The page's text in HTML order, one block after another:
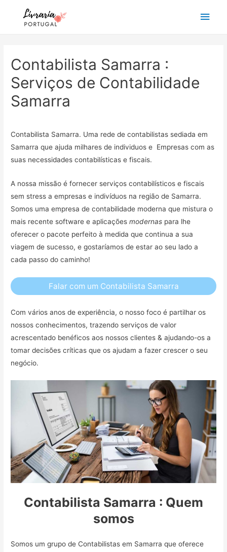
Main
Contabilista Samarra :
Serviços de Contabilidade
Samarra
Contabilista Samarra. Uma rede de contabilistas sediada em
Samarra que ajuda milhares de individuos e Empresas com as
suas necessidades contabilísticas e fiscais.
A nossa missão é fornecer serviços contabilísticos e fiscais
sem stress a empresas e indivíduos na região de Samarra.
Somos uma empresa de contabilidade moderna que mistura o
mais recente software e aplicaçõesmodernas para lhe
oferecer o pacote perfeito à medida que continua a sua
viagem de sucesso, e gostaríamos de estar ao seu lado a
cada passo do caminho!
Falar com um Contabilista Samarra
Com vários anos de experiência, o nosso foco é partilhar os
nossos conhecimentos, trazendo serviços de valor
acrescentado benéficos aos nossos clientes & ajudando-os a
tomar decisões críticas que os ajudam a fazer crescer o seu
negócio.
Contabilista Samarra : Quem
somos
Somos um grupo de Contabilistas em Samarra que oferece